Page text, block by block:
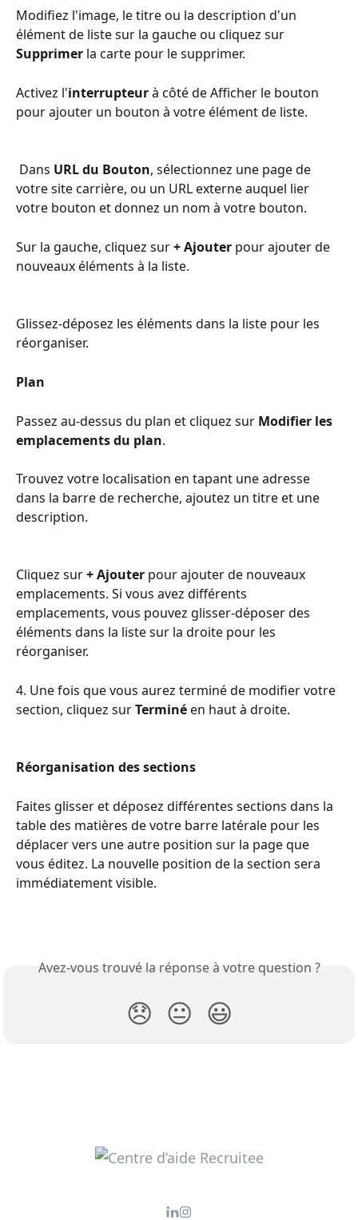
Modifiez l'image, le titre ou la description d'un
élément de liste sur la gauche ou cliquez sur
Supprimer la carte pour le supprimer.
Activez l'interrupteur à côté de Afficher le bouton
pour ajouter un bouton à votre élément de liste.
Dans URL du Bouton, sélectionnez une page de
votre site carrière, ou un URL externe auquel lier
votre bouton et donnez un nom à votre bouton.
Sur la gauche, cliquez sur +Ajouter pour ajouter de
nouveaux éléments à la liste.
Glissez-déposez les éléments dans la liste pour les
réorganiser.
Plan
Passez au-dessus du plan et cliquez sur Modifier les
emplacements du plan.
Trouvez votre localisation en tapant une adresse
dans la barre de recherche, ajoutez un titre et une
description.
Cliquez sur + Ajouter pour ajouter de nouveaux
emplacements. Si vous avez différents
emplacements, vous pouvez glisser-déposer des
éléments dans la liste sur la droite pour les
réorganiser.
4. Une fois que vous aurez terminé de modifier votre
section, cliquez sur Terminé en haut à droite.
Réorganisation des sections
Faites glisser et déposez différentes sections dans la
table des matières de votre barre latérale pour les
déplacer vers une autre position sur la page que
vous éditez. La nouvelle position de la section sera
immédiatement visible.
Avez-vous trouvé la réponse à votre question ?
😞 😐 😃